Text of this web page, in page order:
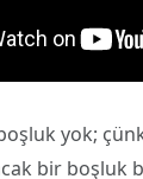
yok;
bir boşluk